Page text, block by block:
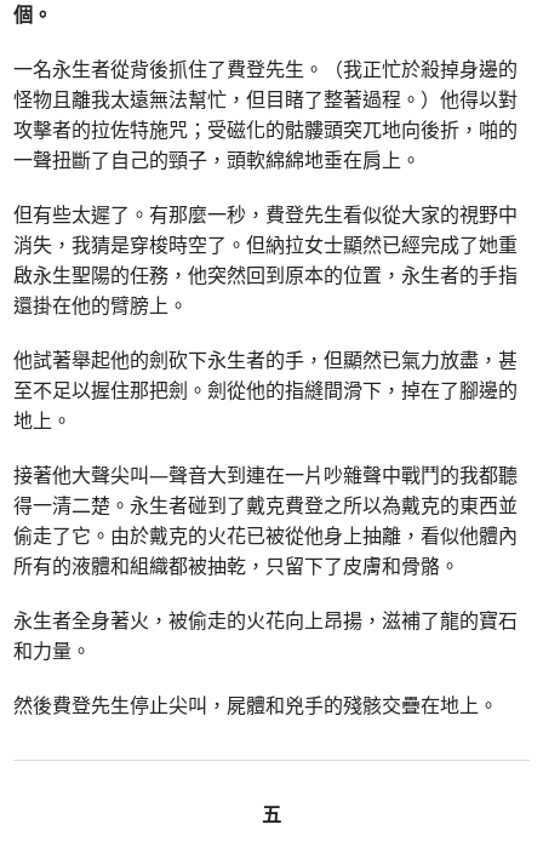
個。
一名永生者從背後抓住了費登先生。（我正忙於殺掉身邊的
怪物且離我太遠無法幫忙，但目睹了整著過程。）他得以對
攻擊者的拉佐特施咒；受磁化的骷髏頭突兀地向後折，啪的
一聲扭斷了自己的頸子，頭軟綿綿地垂在肩上。
但有些太遲了。有那麼一秒，費登先生看似從大家的視野中
消失，我猜是穿梭時空了。但納拉女士顯然已經完成了她重
啟永生聖陽的任務，他突然回到原本的位置，永生者的手指
還掛在他的臂膀上。
他試著舉起他的劍砍下永生者的手，但顯然已氣力放盡，甚
至不足以握住那把劍。劍從他的指縫間滑下，掉在了腳邊的
地上。
接著他大聲尖叫—聲音大到連在一片吵雜聲中戰鬥的我都聽
得一清二楚。永生者碰到了戴克費登之所以為戴克的東西並
偷走了它。由於戴克的火花已被從他身上抽離，看似他體內
所有的液體和組織都被抽乾，只留下了皮膚和骨骼。
永生者全身著火，被偷走的火花向上昂揚，滋補了龍的寶石
和力量。
然後費登先生停止尖叫，屍體和兇手的殘骸交疊在地上。
五